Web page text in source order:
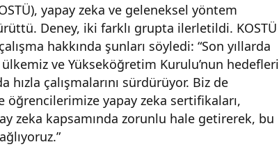
yapay zeka ve geleneksel yöntem
Deney, iki farklı grupta ilerletildi. KOSTÜ
hakkında şunları söyledi: “Son yıllarda
ve Yükseköğretim Kurulu’nun hedefleri
çalışmalarını sürdürüyor. Biz de
yapay zeka sertifikaları,
zeka kapsamında zorunlu hale getirerek, bu